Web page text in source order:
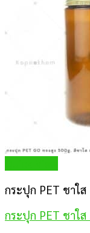
กระปุก PET ชาใส
กระปุก PET ชาใ